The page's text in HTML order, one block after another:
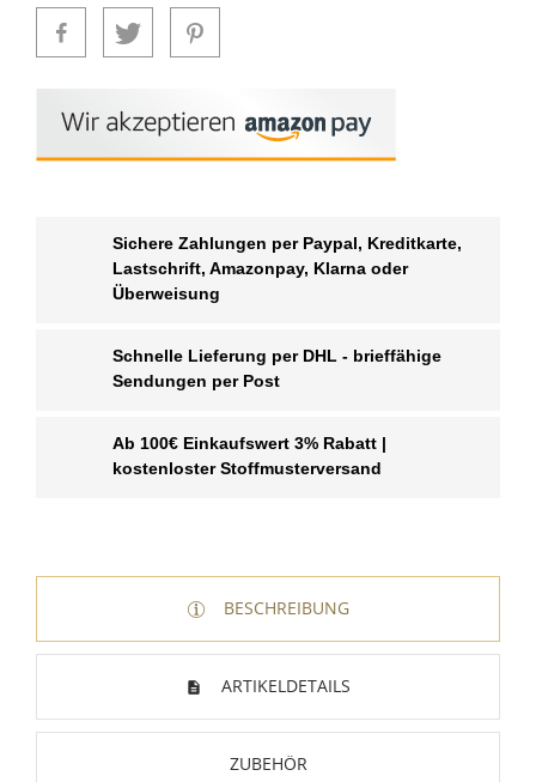
Sichere Zahlungen per Paypal, Kreditkarte,
Lastschrift, Amazonpay, Klarna oder
Überweisung
Schnelle Lieferung per DHL - brieffähige
Sendungen per Post
Ab 100€ Einkaufswert 3% Rabatt |
kostenloster Stoffmusterversand
BESCHREIBUNG
ARTIKELDETAILS
ZUBEHÖR